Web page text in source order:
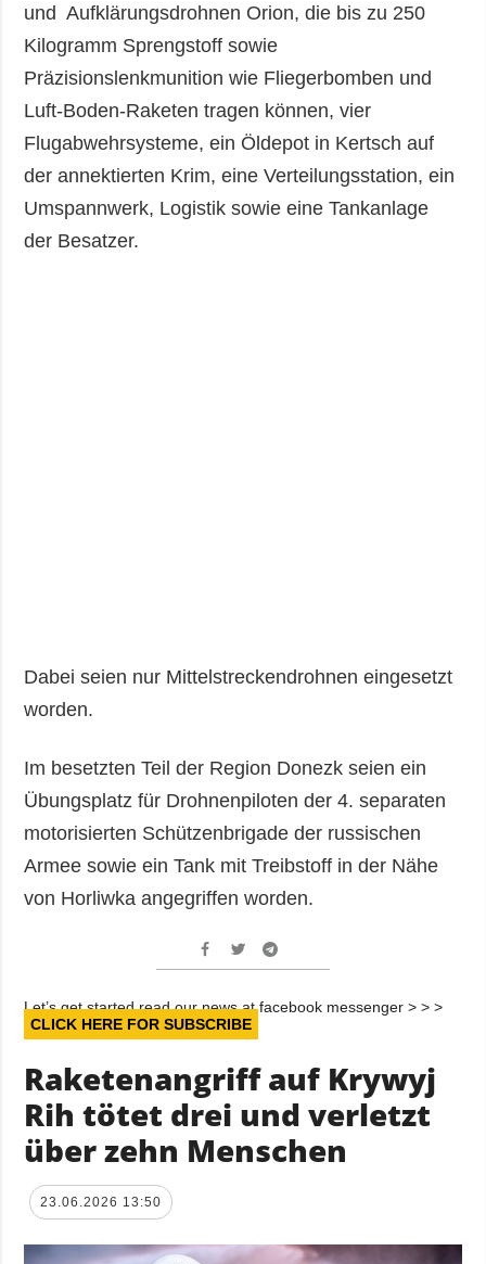
und Aufklärungsdrohnen Orion, die bis zu 250
Kilogramm Sprengstoff sowie
Präzisionslenkmunition wie Fliegerbomben und
Luft-Boden-Raketen tragen können, vier
Flugabwehrsysteme, ein Öldepot in Kertsch auf
der annektierten Krim, eine Verteilungsstation, ein
Umspannwerk, Logistik sowie eine Tankanlage
der Besatzer.
Dabei seien nur Mittelstreckendrohnen eingesetzt
worden.
Im besetzten Teil der Region Donezk seien ein
Übungsplatz für Drohnenpiloten der 4. separaten
motorisierten Schützenbrigade der russischen
Armee sowie ein Tank mit Treibstoff in der Nähe
von Horliwka angegriffen worden.
Let’s get started read our news at facebook messenger > > >
CLICK HERE FOR SUBSCRIBE
Raketenangriff auf Krywyj
Rih tötet drei und verletzt
über zehn Menschen
23.06.2026 13:50